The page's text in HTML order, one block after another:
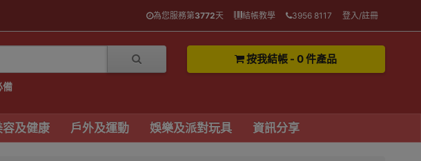
為您服務第3772天 結帳教學 3956 8117 登入/註冊
備
按我結帳 - 0 件產品
容及健康 戶外及運動 娛樂及派對玩具 資訊分享